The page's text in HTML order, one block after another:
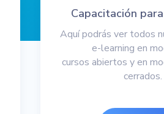
Capacitación
Aquí podrás ver todos
e-learning en
cursos abiertos y en
cerrados.